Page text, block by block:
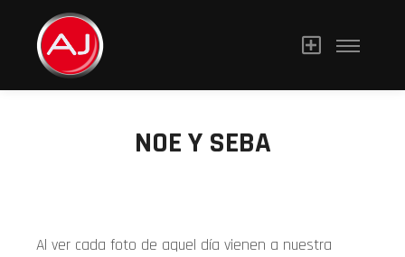
NOE Y SEBA
Al ver cada foto de aquel día vienen a nuestra